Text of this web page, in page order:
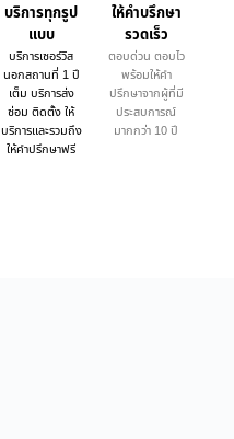
บริการทุกรูป
แบบ
บริการเซอร์วิส
นอกสถานที่ 1 ปี
เต็ม บริการส่ง
ซ่อม ติดตั้ง ให้
บริการและรวมถึง
ให้คำปรึกษาฟรี
ให้คำบรึกษา
รวดเร็ว
ตอบด่วน ตอบไว
พร้อมให้คำ
ปรึกษาจากผู้ที่มี
ประสบการณ์
มากกว่า 10 ปี